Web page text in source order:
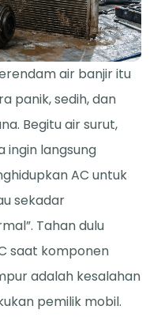
air banjir itu
panik, sedih, dan
Begitu air surut,
ingin langsung
AC untuk
sekadar
Tahan dulu
saat komponen
adalah kesalahan
pemilik mobil.